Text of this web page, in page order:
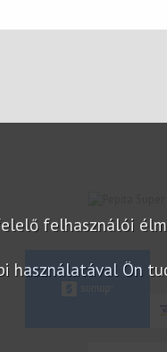
felhasználói
használatával Ön